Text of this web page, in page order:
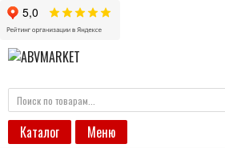
Каталог Меню